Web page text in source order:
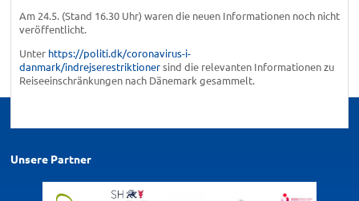
Am 24.5. (Stand 16.30 Uhr) waren die neuen Informationen noch nicht
veröffentlicht.
Unter https://politi.dk/coronavirus-i-
danmark/indrejserestriktionersind die relevanten Informationen zu
Reiseeinschränkungen nach Dänemark gesammelt.
Unsere Partner